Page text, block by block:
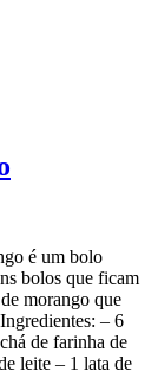
é um bolo
bolos que ficam
morango que
– 6
de farinha de
leite – 1 lata de